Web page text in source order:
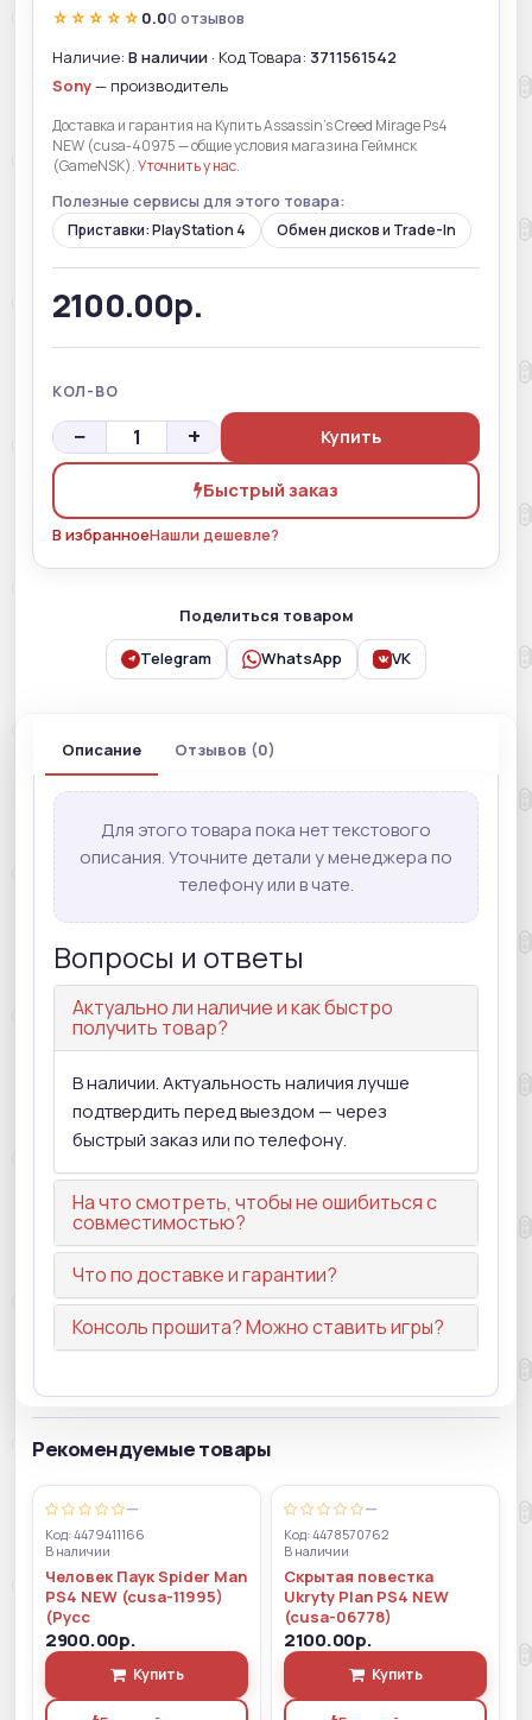
☆☆☆☆☆ 0.00 отзывов
Наличие: В наличии · Код Товара: 3711561542
Sony— производитель
Доставка и гарантия на Купить Assassin's Creed Mirage Ps4
NEW (cusa-40975 — общие условия магазина Геймнск
(GameNSK).Уточнить у нас.
Полезные сервисы для этого товара:
Приставки: PlayStation 4 Обмен дисков и Trade-In
2100.00р.
КОЛ-ВО
− + Купить
Быстрый заказ
В избранноеНашли дешевле?
Поделиться товаром
Telegram WhatsApp VK
Описание Отзывов (0)
Для этого товара пока нет текстового
описания. Уточните детали у менеджера по
телефону или в чате.
Вопросы и ответы
Актуально ли наличие и как быстро
получить товар?
В наличии. Актуальность наличия лучше
подтвердить перед выездом — через
быстрый заказ или по телефону.
На что смотреть, чтобы не ошибиться с
совместимостью?
Что по доставке и гарантии?
Консоль прошита? Можно ставить игры?
Рекомендуемые товары
—
Код: 4479411166
В наличии
Человек Паук Spider Man
PS4 NEW (cusa-11995)
(Русс
2900.00р.
Купить
—
Код: 4478570762
В наличии
Скрытая повестка
Ukryty Plan PS4 NEW
(cusa-06778)
2100.00р.
Купить